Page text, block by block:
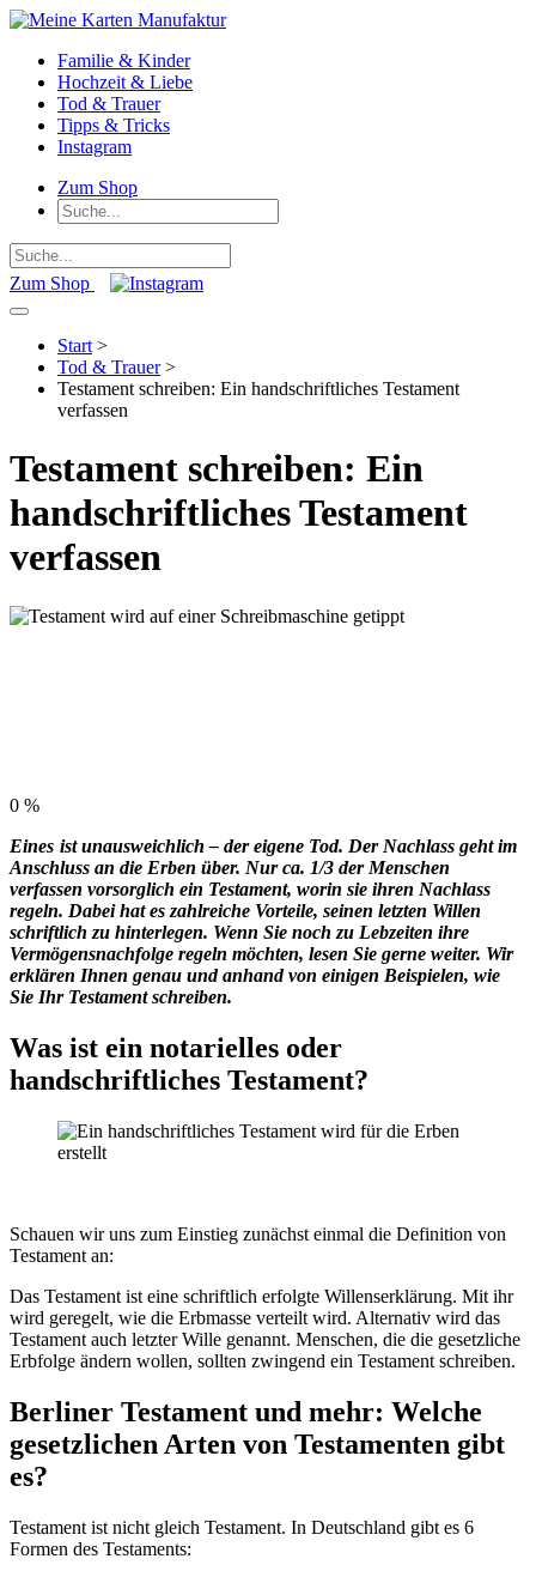
Familie & Kinder
Hochzeit & Liebe
Tod & Trauer
Tipps & Tricks
Instagram
Zum Shop
Zum Shop
Start >
Tod & Trauer>
Testament schreiben: Ein handschriftliches Testament
verfassen
Testament schreiben: Ein
handschriftliches Testament
verfassen
0 %
Eines ist unausweichlich – der eigene Tod. Der Nachlass geht im
Anschluss an die Erben über. Nur ca. 1/3 der Menschen
verfassen vorsorglich ein Testament, worin sie ihren Nachlass
regeln. Dabei hat es zahlreiche Vorteile, seinen letzten Willen
schriftlich zu hinterlegen. Wenn Sie noch zu Lebzeiten ihre
Vermögensnachfolge regeln möchten, lesen Sie gerne weiter. Wir
erklären Ihnen genau und anhand von einigen Beispielen, wie
Sie Ihr Testament schreiben.
Was ist ein notarielles oder
handschriftliches Testament?
Schauen wir uns zum Einstieg zunächst einmal die Definition von
Testament an:
Das Testament ist eine schriftlich erfolgte Willenserklärung. Mit ihr
wird geregelt, wie die Erbmasse verteilt wird. Alternativ wird das
Testament auch letzter Wille genannt. Menschen, die die gesetzliche
Erbfolge ändern wollen, sollten zwingend ein Testament schreiben.
Berliner Testament und mehr: Welche
gesetzlichen Arten von Testamenten gibt
es?
Testament ist nicht gleich Testament. In Deutschland gibt es 6
Formen des Testaments: